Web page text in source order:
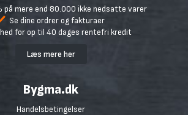
på mere end 80.000 ikke nedsatte varer
Se dine ordrer og fakturaer
for op til 40 dages rentefri kredit
Læs mere her
Bygma.dk
Handelsbetingelser